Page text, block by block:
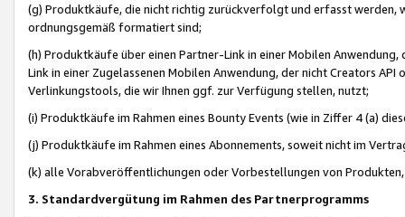
(g) Produktkäufe, die nicht richtig zurückverfolgt und erfasst werden,
ordnungsgemäß formatiert sind;
(h) Produktkäufe über einen Partner-Link in einer Mobilen
Link in einer Zugelassenen Mobilen Anwendung, der nicht Creators
Verlinkungstools, die wir Ihnen ggf. zur Verfügung stellen, nutzt;
(i) Produktkäufe im Rahmen eines Bounty Events (wie in Ziffer 4 (a)
(j) Produktkäufe im Rahmen eines Abonnements, soweit nicht im
(k) alle Vorabveröffentlichungen oder Vorbestellungen von
3. Standardvergütung im Rahmen des Partnerprogramms